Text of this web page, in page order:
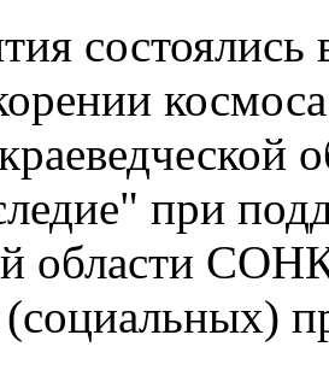
состоялись
при
области